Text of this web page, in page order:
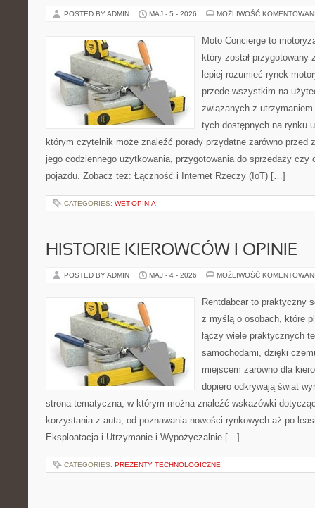
POSTED BY ADMIN MAJ - 5 - 2026 MOŻLIWOŚĆ
Moto Concierge to
który został
lepiej rozumieć rynek
przede wszystkim na
związanych z utrzymaniem
tych dostępnych na rynku
którym czytelnik może znaleźć porady przydatne zarówno przed
jego codziennego użytkowania, przygotowania do sprzedaży czy
pojazdu. Zobacz też: Łączność i Internet Rzeczy (IoT) […]
CATEGORIES: WET-OPINIA
HISTORIE KIEROWCÓW I OPINIE
POSTED BY ADMIN MAJ - 4 - 2026 MOŻLIWOŚĆ
Rentdabcar to praktyczny
z myślą o osobach, które
łączy wiele praktycznych
samochodami, dzięki
miejscem zarówno dla
dopiero odkrywają świat
strona tematyczna, w którym można znaleźć wskazówki
korzystania z auta, od poznawania nowości rynkowych aż po
Eksploatacja i Utrzymanie i Wypożyczalnie […]
CATEGORIES: PREZENTY TECHNOLOGICZNE